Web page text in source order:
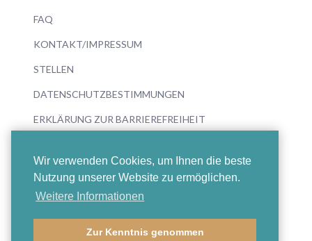
Wir verwenden Cookies, um Ihnen die beste
Nutzung unserer Website zu ermöglichen.
Weitere Informationen
Zur Kenntnis genommen
FAQ
KONTAKT/IMPRESSUM
STELLEN
DATENSCHUTZBESTIMMUNGEN
ERKLÄRUNG ZUR BARRIEREFREIHEIT
© 2026 Boosey & Hawkes